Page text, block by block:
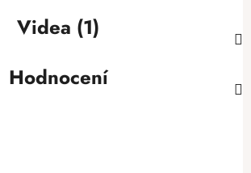
Videa (1)
Hodnocení